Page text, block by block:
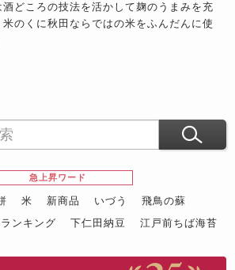
どころの技法を活かして麹のうまみを充
のくに秋田ならではの米をふんだんに使
急上昇ワード
米 新商品 いづう
飛鳥の蘇
ンキング 下仁田納豆
江戸前ちば海苔